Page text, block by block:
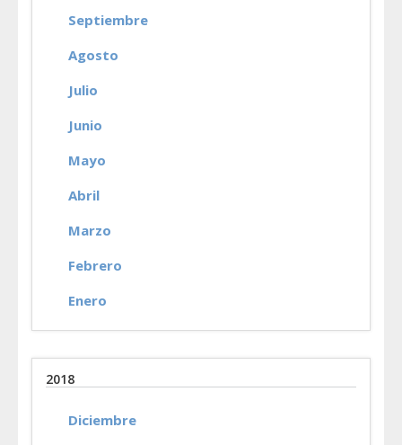
Septiembre
Agosto
Julio
Junio
Mayo
Abril
Marzo
Febrero
Enero
2018
Diciembre